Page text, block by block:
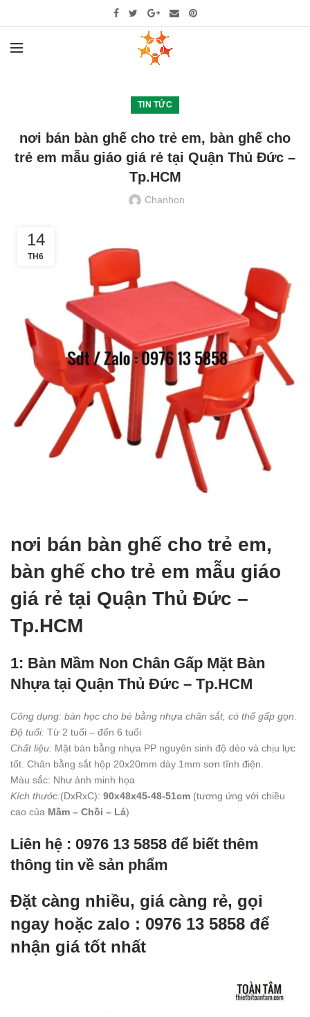
TIN TỨC
nơi bán bàn ghế cho trẻ em, bàn ghế cho
trẻ em mẫu giáo giá rẻ tại Quận Thủ Đức –
Tp.HCM
Chanhon
14
TH6
nơi bán bàn ghế cho trẻ em,
bàn ghế cho trẻ em mẫu giáo
giá rẻ tại Quận Thủ Đức –
Tp.HCM
1: Bàn Mầm Non Chân Gấp Mặt Bàn
Nhựa tại Quận Thủ Đức – Tp.HCM
Công dụng: bàn học cho bé bằng nhựa chân sắt, có thể gấp gọn.
Độ tuổi: Từ 2 tuối – đến 6 tuổi
Chất liệu: Mặt bàn bằng nhựa PP nguyên sinh độ dẻo và chịu lực
tốt. Chân bằng sắt hộp 20x20mm dày 1mm sơn tĩnh điện.
Màu sắc: Như ảnh minh họa
Kích thước:(DxRxC): 90x48x45-48-51cm (tương ứng với chiều
cao của Mầm – Chồi – Lá)
Liên hệ : 0976 13 5858 để biết thêm
thông tin về sản phẩm
Đặt càng nhiều, giá càng rẻ, gọi
ngay hoặc zalo : 0976 13 5858 để
nhận giá tốt nhất